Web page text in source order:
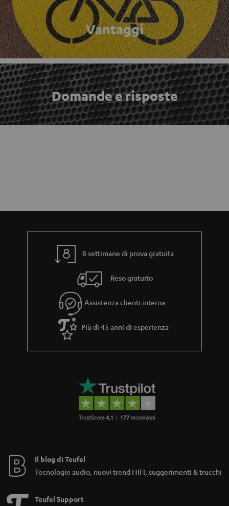
Vantaggi
Domande e risposte
8 settimane di prova gratuita
Reso gratuito
Assistenza clienti interna
Più di 45 anni di esperienza
Il blog di Teufel
Tecnologie audio, nuovi trend HIFI, suggerimenti & trucchi
Teufel Support